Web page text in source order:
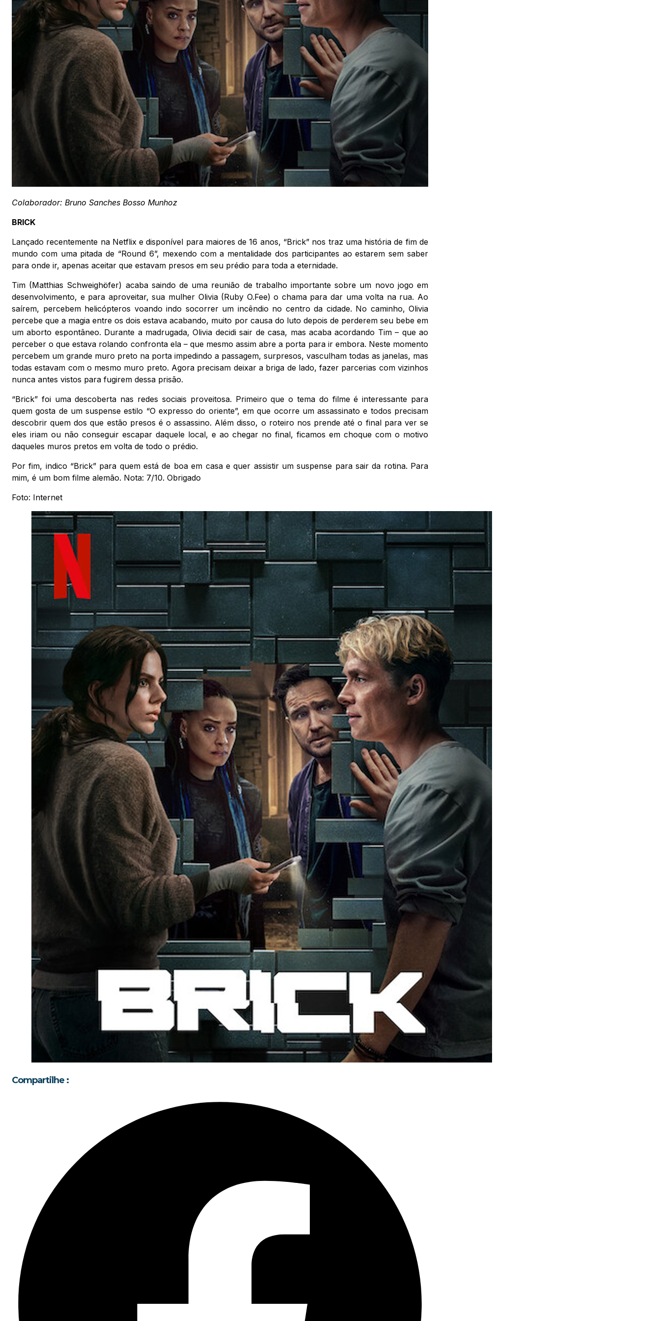
Colaborador: Bruno Sanches Bosso Munhoz
BRICK
Lançado recentemente na Netflix e disponível para maiores de 16 anos, “Brick” nos traz uma história de fim de
mundo com uma pitada de “Round 6”, mexendo com a mentalidade dos participantes ao estarem sem saber
para onde ir, apenas aceitar que estavam presos em seu prédio para toda a eternidade.
Tim (Matthias Schweighöfer) acaba saindo de uma reunião de trabalho importante sobre um novo jogo em
desenvolvimento, e para aproveitar, sua mulher Olivia (Ruby O.Fee) o chama para dar uma volta na rua. Ao
saírem, percebem helicópteros voando indo socorrer um incêndio no centro da cidade. No caminho, Olivia
percebe que a magia entre os dois estava acabando, muito por causa do luto depois de perderem seu bebe em
um aborto espontâneo. Durante a madrugada, Olivia decidi sair de casa, mas acaba acordando Tim – que ao
perceber o que estava rolando confronta ela – que mesmo assim abre a porta para ir embora. Neste momento
percebem um grande muro preto na porta impedindo a passagem, surpresos, vasculham todas as janelas, mas
todas estavam com o mesmo muro preto. Agora precisam deixar a briga de lado, fazer parcerias com vizinhos
nunca antes vistos para fugirem dessa prisão.
“Brick” foi uma descoberta nas redes sociais proveitosa. Primeiro que o tema do filme é interessante para
quem gosta de um suspense estilo “O expresso do oriente”, em que ocorre um assassinato e todos precisam
descobrir quem dos que estão presos é o assassino. Além disso, o roteiro nos prende até o final para ver se
eles iriam ou não conseguir escapar daquele local, e ao chegar no final, ficamos em choque com o motivo
daqueles muros pretos em volta de todo o prédio.
Por fim, indico “Brick” para quem está de boa em casa e quer assistir um suspense para sair da rotina. Para
mim, é um bom filme alemão. Nota: 7/10. Obrigado
Foto: Internet
Compartilhe :